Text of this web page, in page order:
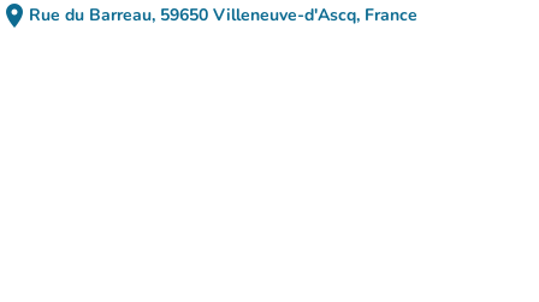
place Rue du Barreau, 59650 Villeneuve-d'Ascq, France
(abrir en Google Maps)
(nueva pestaña)